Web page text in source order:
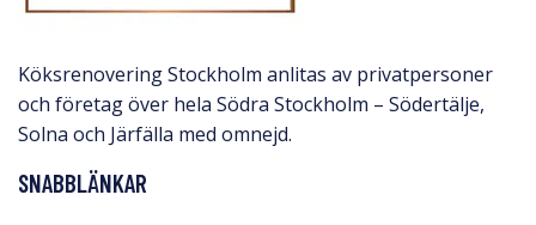
Köksrenovering Stockholm anlitas av privatpersoner
och företag över hela Södra Stockholm – Södertälje,
Solna och Järfälla med omnejd.​
SNABBLÄNKAR